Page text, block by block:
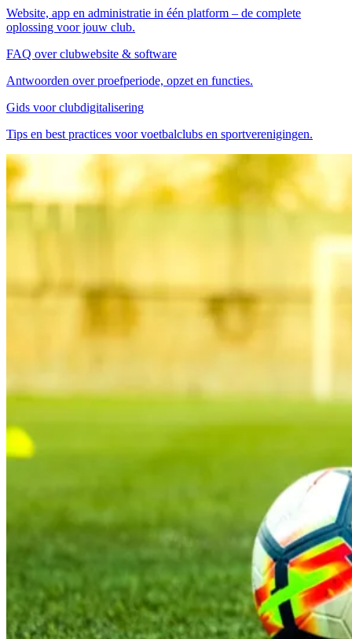
Website, app en administratie in één platform – de complete
oplossing voor jouw club.
FAQ over clubwebsite & software
Antwoorden over proefperiode, opzet en functies.
Gids voor clubdigitalisering
Tips en best practices voor voetbalclubs en sportverenigingen.